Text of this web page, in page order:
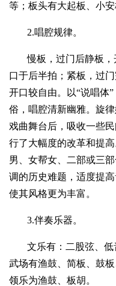
等；板头有大起板、小安
2.唱腔规律。
慢板，过门后静板
口于后半拍；紧板，过
开口较自由。以“说唱体
俗，唱腔清新幽雅。旋
戏曲舞台后，吸收一些
行了大幅度的改革和提
男、女帮女、二部或三
调的历史难题，适度提
使其风格更为丰富。
3.伴奏乐器。
文乐有：二股弦、低
武场有渔鼓、简板、鼓
领乐为渔鼓、板胡。